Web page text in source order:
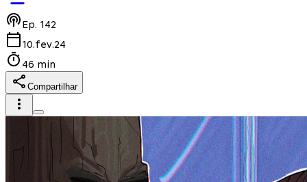
Ep. 142
10.fev.24
46 min
Compartilhar